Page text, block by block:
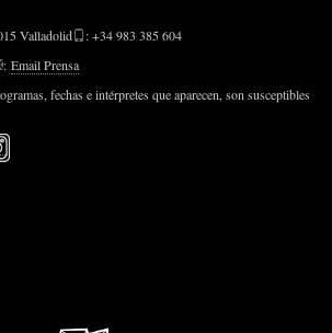
Valladolid
: +34 983 385 604
: Email Prensa
fechas e intérpretes que aparecen, son susceptibles